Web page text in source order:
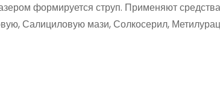
формируется струп. Применяют
Салициловую мази, Солкосерил,